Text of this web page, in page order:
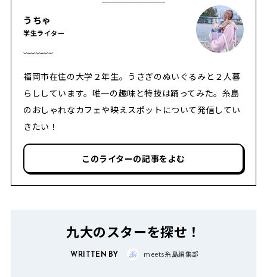
うちゃ
学生ライター
福岡市在住の大学２年生。うさぎのぬいぐるみと２人暮
らししています。唯一の趣味と特技は踊ってみた。糸島
のおしゃれなカフェや映えスポットについて発信してい
きたい！
このライターの記事をよむ
九大のスターを探せ！
WRITTEN BY meets糸島編集部